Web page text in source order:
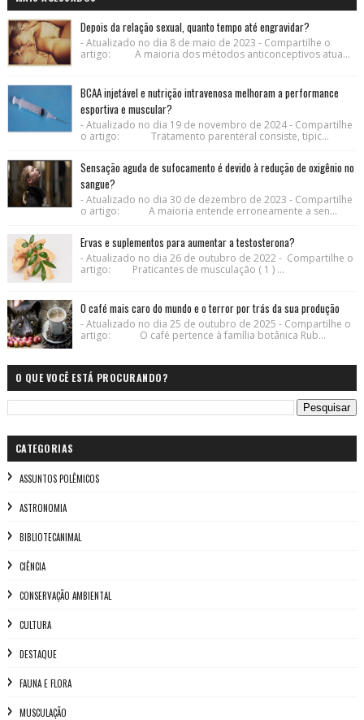
Depois da relação sexual, quanto tempo até engravidar?
- Atualizado no dia 8 de maio de 2023 - Compartilhe o
artigo: A maioria dos métodos anticonceptivos atua...
BCAA injetável e nutrição intravenosa melhoram a performance
esportiva e muscular?
- Atualizado no dia 19 de novembro de 2024 - Compartilhe
o artigo: Tratamento parenteral consiste, tipic...
Sensação aguda de sufocamento é devido à redução de oxigênio no
sangue?
- Atualizado no dia 30 de dezembro de 2023 - Compartilhe
o artigo: A maioria entende erroneamente a sen...
Ervas e suplementos para aumentar a testosterona?
- Atualizado no dia 26 de outubro de 2022 - Compartilhe o
artigo: Praticantes de musculação ( 1 ) ...
O café mais caro do mundo e o terror por trás da sua produção
- Atualizado no dia 25 de outubro de 2025 - Compartilhe o
artigo: O café pertence à família botânica Rub...
O QUE VOCÊ ESTÁ PROCURANDO?
CATEGORIAS
ASSUNTOS POLÊMICOS
ASTRONOMIA
BIBLIOTECANIMAL
CIÊNCIA
CONSERVAÇÃO AMBIENTAL
CULTURA
DESTAQUE
FAUNA E FLORA
MUSCULAÇÃO